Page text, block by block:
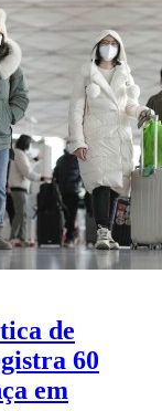
de
60
em